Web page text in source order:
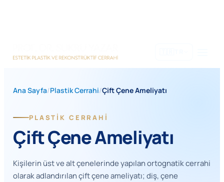
Ana Sayfa/Plastik Cerrahi/Çift Çene Ameliyatı
PLASTIK CERRAHI
Çift Çene Ameliyatı
Kişilerin üst ve alt çenelerinde yapılan ortognatik cerrahi
olarak adlandırılan çift çene ameliyatı; diş, çene